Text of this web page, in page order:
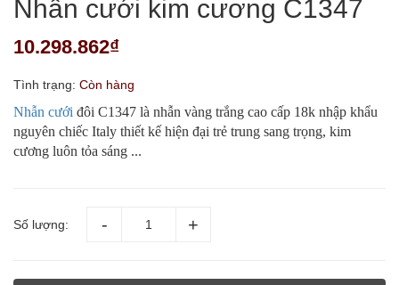
Nhẫn cưới kim cương C1347
10.298.862₫
Tình trạng: Còn hàng
Nhẫn cưới đôi C1347 là nhẫn vàng trắng cao cấp 18k nhập khẩu
nguyên chiếc Italy thiết kế hiện đại trẻ trung sang trọng, kim
cương luôn tỏa sáng ...
Số lượng: